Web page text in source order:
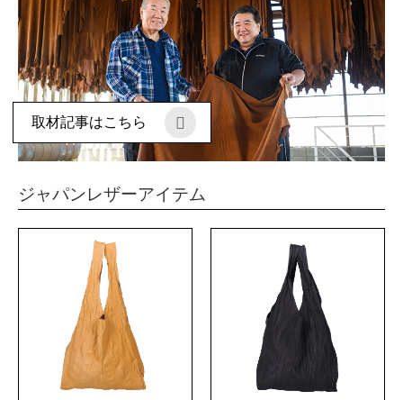
取材記事はこちら
ジャパンレザーアイテム